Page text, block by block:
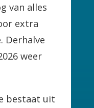
van alles
extra
Derhalve
weer
bestaat uit